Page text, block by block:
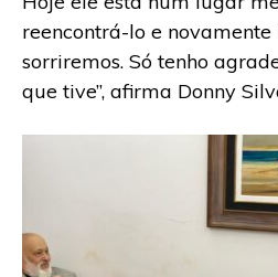
reencontrá-lo e
sorriremos. Só tenho
que tive”, afirma Donny